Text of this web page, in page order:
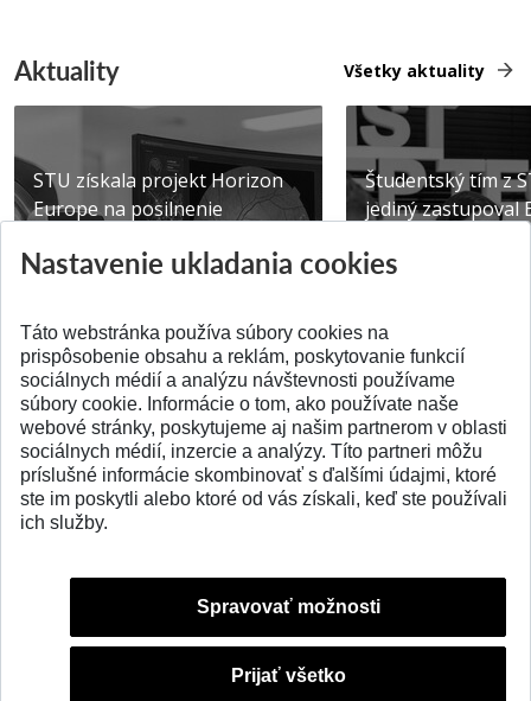
Aktuality Všetky aktuality
STU získala projekt Horizon
Europe na posilnenie
Publikované 31.07.2026
Študentský tím z
jediný zastupoval
Publikované
SPÄŤ NA VRCH
Nastavenie ukladania cookies
Táto webstránka používa súbory cookies na
prispôsobenie obsahu a reklám, poskytovanie funkcií
sociálnych médií a analýzu návštevnosti používame
súbory cookie. Informácie o tom, ako používate naše
webové stránky, poskytujeme aj našim partnerom v oblasti
sociálnych médií, inzercie a analýzy. Títo partneri môžu
príslušné informácie skombinovať s ďalšími údajmi, ktoré
ste im poskytli alebo ktoré od vás získali, keď ste používali
ich služby.
Spravovať možnosti
Prijať všetko